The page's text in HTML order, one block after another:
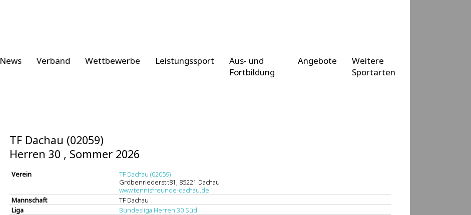
News Verband Wettbewerbe Leistungssport
Aus- und
Fortbildung
Angebote
Weitere
Sportarten
TF Dachau (02059)
Herren 30 , Sommer 2026
Verein
TF Dachau (02059)
Gröbenriederstr.81, 85221 Dachau
www.tennisfreunde-dachau.de
Mannschaft
TF Dachau
Liga
Bundesliga Herren 30 Süd